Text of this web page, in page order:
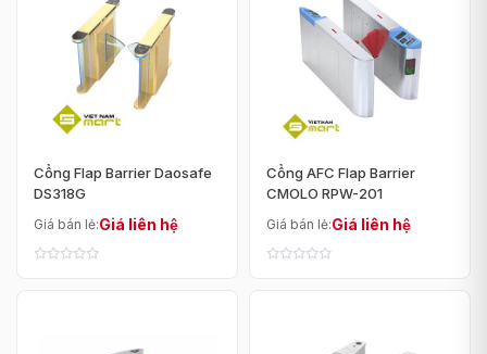
Cổng Flap Barrier Daosafe
DS318G
Giá bán lẻ:Giá liên hệ
Cổng AFC Flap Barrier
CMOLO RPW-201
Giá bán lẻ:Giá liên hệ